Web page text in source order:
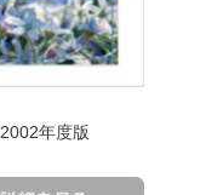
2002年度版